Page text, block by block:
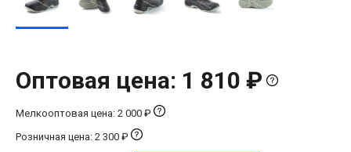
Оптовая цена: 1 810 ₽
Мелкооптовая цена: 2 000 ₽
Розничная цена: 2 300 ₽